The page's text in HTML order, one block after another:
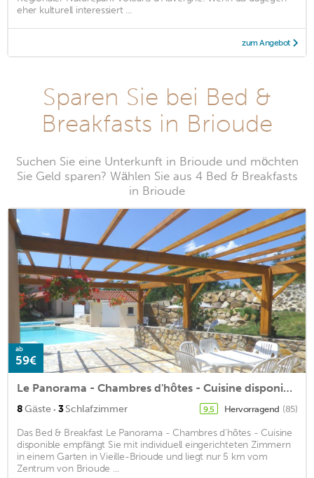
eher kulturell interessiert ...
zum Angebot
Sparen Sie bei Bed &
Breakfasts in Brioude
Suchen Sie eine Unterkunft in Brioude und möchten
Sie Geld sparen? Wählen Sie aus 4 Bed & Breakfasts
in Brioude
ab
59€
Le Panorama - Chambres d'hôtes - Cuisine disponible
8Gäste · 3Schlafzimmer 9,5 Hervorragend (85)
Das Bed & Breakfast Le Panorama - Chambres d'hôtes - Cuisine
disponible empfängt Sie mit individuell eingerichteten Zimmern
in einem Garten in Vieille-Brioude und liegt nur 5 km vom
Zentrum von Brioude ...